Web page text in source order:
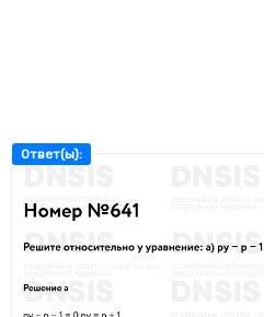
Ответ(ы):